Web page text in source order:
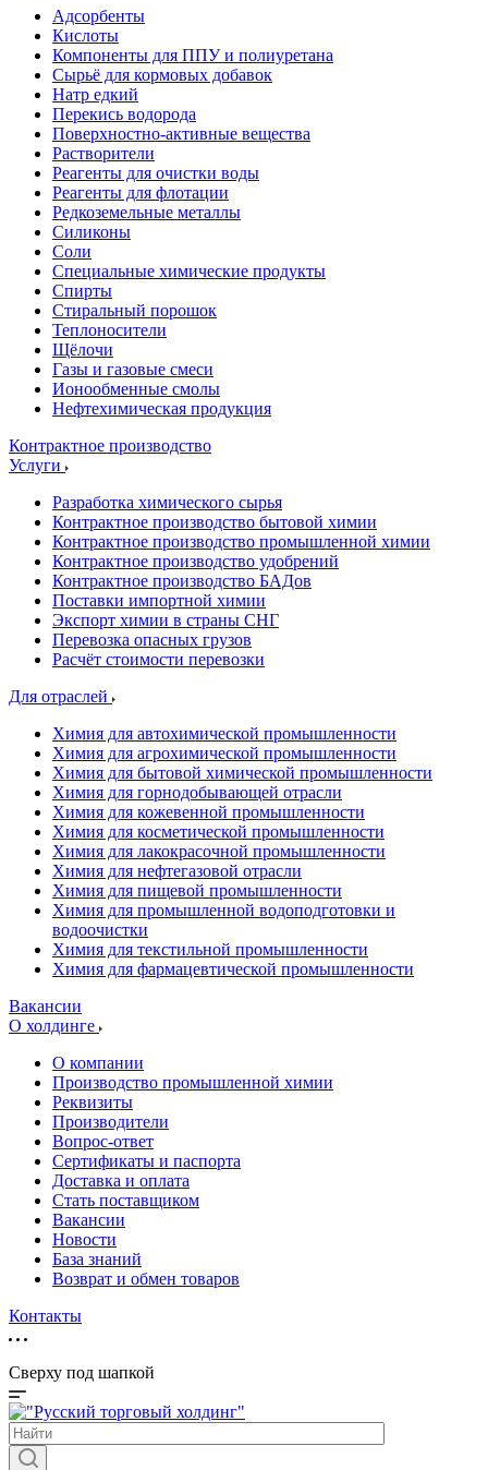
Адсорбенты
Кислоты
Компоненты для ППУ и полиуретана
Сырьё для кормовых добавок
Натр едкий
Перекись водорода
Поверхностно-активные вещества
Растворители
Реагенты для очистки воды
Реагенты для флотации
Редкоземельные металлы
Силиконы
Соли
Специальные химические продукты
Спирты
Стиральный порошок
Теплоносители
Щёлочи
Газы и газовые смеси
Ионообменные смолы
Нефтехимическая продукция
Контрактное производство
Услуги
Разработка химического сырья
Контрактное производство бытовой химии
Контрактное производство промышленной химии
Контрактное производство удобрений
Контрактное производство БАДов
Поставки импортной химии
Экспорт химии в страны СНГ
Перевозка опасных грузов
Расчёт стоимости перевозки
Для отраслей
Химия для автохимической промышленности
Химия для агрохимической промышленности
Химия для бытовой химической промышленности
Химия для горнодобывающей отрасли
Химия для кожевенной промышленности
Химия для косметической промышленности
Химия для лакокрасочной промышленности
Химия для нефтегазовой отрасли
Химия для пищевой промышленности
Химия для промышленной водоподготовки и
водоочистки
Химия для текстильной промышленности
Химия для фармацевтической промышленности
Вакансии
О холдинге
О компании
Производство промышленной химии
Реквизиты
Производители
Вопрос-ответ
Сертификаты и паспорта
Доставка и оплата
Стать поставщиком
Вакансии
Новости
База знаний
Возврат и обмен товаров
Контакты
Сверху под шапкой